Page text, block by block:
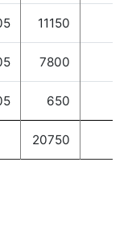
11150
7800
650
20750